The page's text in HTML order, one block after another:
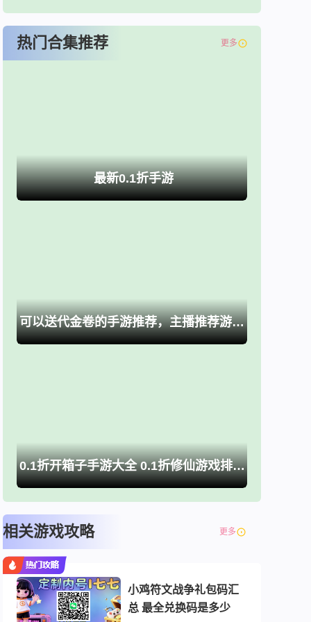
热门合集推荐 更多
最新0.1折手游
可以送代金卷的手游推荐，主播推荐游戏大全
0.1折开箱子手游大全 0.1折修仙游戏排行榜推荐
相关游戏攻略 更多
小鸡符文战争礼包码汇
总 最全兑换码是多少